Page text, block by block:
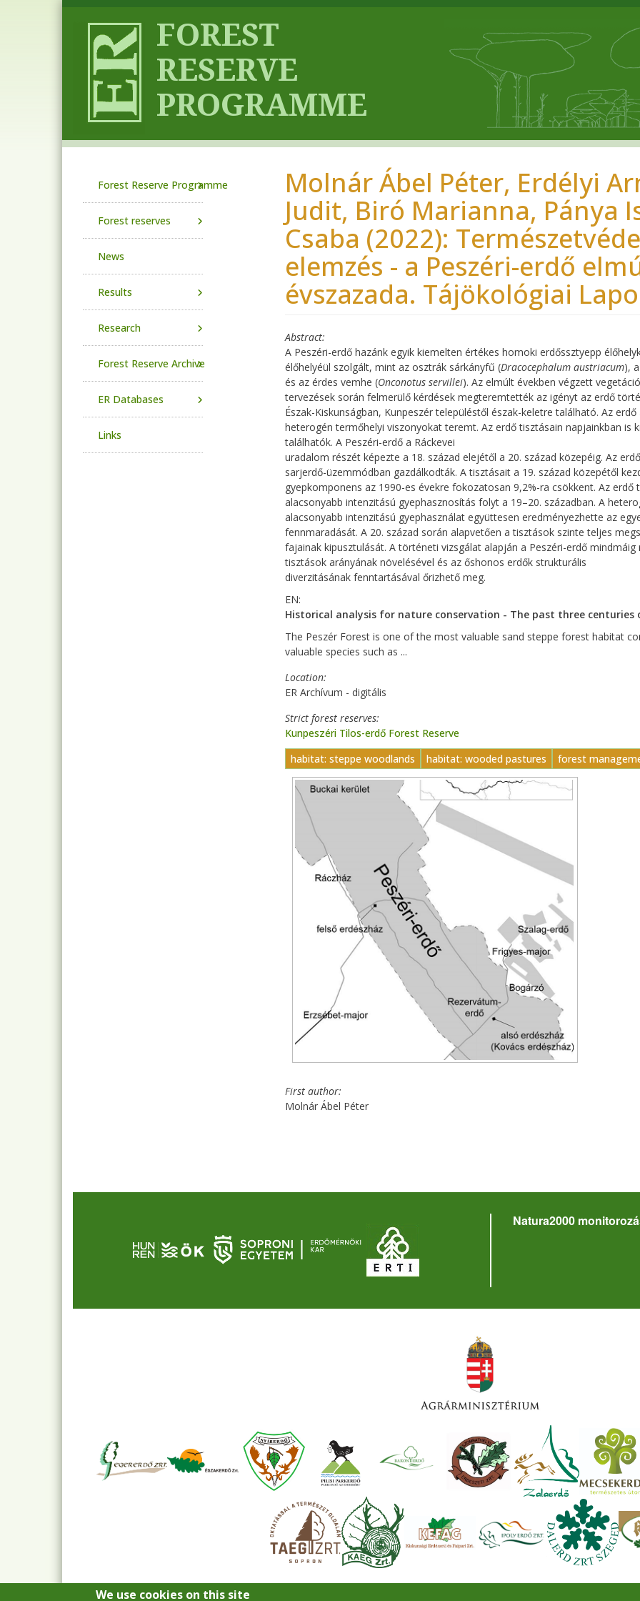
Molnár Ábel Péter, Erdélyi
Judit, Biró Marianna, Pánya
Csaba (2022):
elemzés - a Peszéri-erdő
évszazada. Tájökológiai
Abstract
A Peszéri-erdő hazánk egyik kiemelten értékes homoki erdőssztyepp
élőhelyéül szolgált, mint az osztrák sárkányfű (Dracocephalum austriacum),
és az érdes vemhe (Onconotus servillei). Az elmúlt években végzett
tervezések során felmerülő kérdések megteremtették az igényt az erdő
Észak-Kiskunságban, Kunpeszér településtől észak-keletre található. Az
heterogén termőhelyi viszonyokat teremt. Az erdő tisztásain napjainkban is
találhatók. A Peszéri-erdő a Ráckevei
uradalom részét képezte a 18. század elejétől a 20. század közepéig. Az
sarjerdő-üzemmódban gazdálkodták. A tisztásait a 19. század közepétől
gyepkomponens az 1990-es évekre fokozatosan 9,2%-ra csökkent. Az
alacsonyabb intenzitású gyephasznosítás folyt a 19–20. században. A
alacsonyabb intenzitású gyephasználat együttesen eredményezhette az
fennmaradását. A 20. század során alapvetően a tisztások szinte teljes
fajainak kipusztulását. A történeti vizsgálat alapján a Peszéri-erdő
tisztások arányának növelésével és az őshonos erdők strukturális
diverzitásának fenntartásával őrizhető meg.
EN:
Historical analysis for nature conservation - The past three centuries
The Peszér Forest is one of the most valuable sand steppe forest habitat
valuable species such as ...
Location
ER Archívum - digitális
Strict forest reserves
Kunpeszéri Tilos-erdő Forest Reserve
habitat: steppe woodlands
habitat: wooded pastures forest
First author
Molnár Ábel Péter
Forest Reserve Programme
Forest reserves
News
Results
Research
Forest Reserve Archive
ER Databases
Links
Natura2000
We use cookies on this site